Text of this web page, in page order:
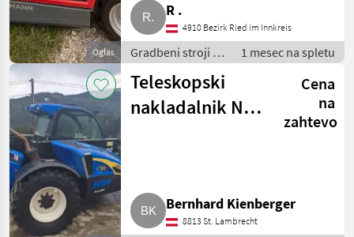
Oglas
R .
4910 Bezirk Ried im Innkreis
Gradbeni stroji /
Teleskopski
nakladalniki
1 mesec na spletu
Teleskopski
nakladalnik New
Cena
na
zahtevo
Bernhard Kienberger
8813 St. Lambrecht